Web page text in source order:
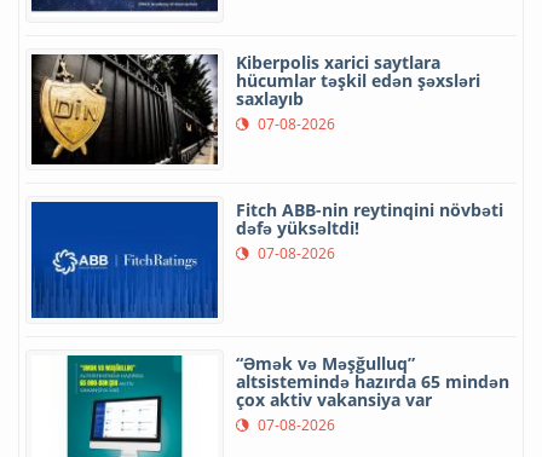
Kiberpolis xarici saytlara
hücumlar təşkil edən şəxsləri
saxlayıb
07-08-2026
Fitch ABB-nin reytinqini növbəti
dəfə yüksəltdi!
07-08-2026
“Əmək və Məşğulluq”
altsistemində hazırda 65 mindən
çox aktiv vakansiya var
07-08-2026